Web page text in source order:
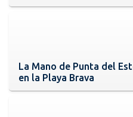
La Mano de Punta del
en la Playa Brava